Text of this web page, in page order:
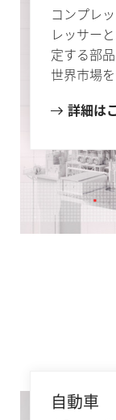
コンプレ
レッサー
定する部
世界市場
詳細は
自動車